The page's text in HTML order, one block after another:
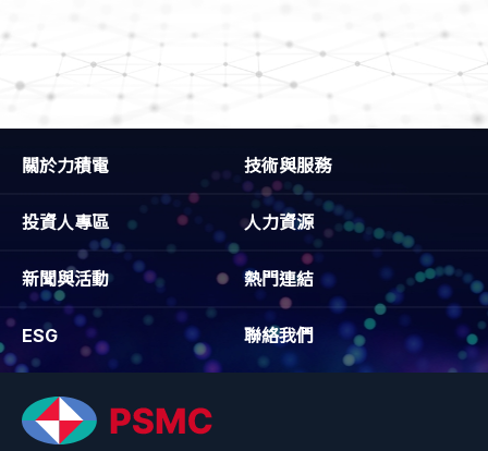
關於力積電 技術與服務
投資人專區 人力資源
新聞與活動 熱門連結
ESG 聯絡我們